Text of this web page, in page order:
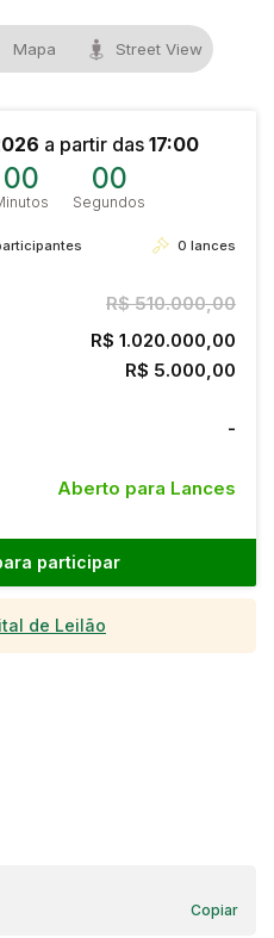
Mapa Street View
a partir das 17:00
00 00
Segundos
0 lances
R$ 510.000,00
R$ 1.020.000,00
R$ 5.000,00
-
Aberto para Lances
participar
de Leilão
Copiar